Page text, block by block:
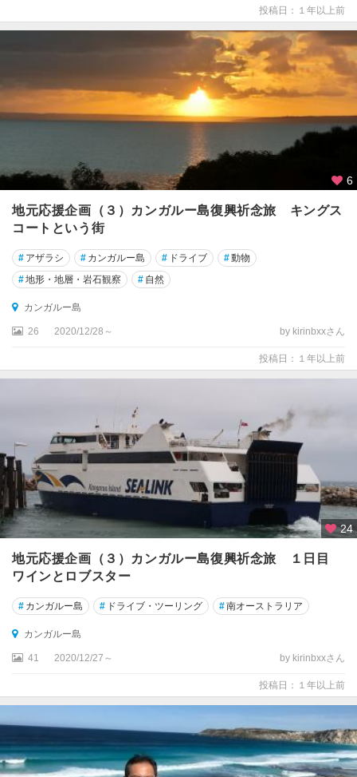
ス
ア
首
カ
ウ
ラ
カ
ド
国
辺
カ
ン
ガ
ル
ー
島
キ
サ
リ
キ
ベ
ラ
投稿日：１年以上前
6
地元応援企画（３）カンガルー島復興祈念旅 キングス
コートという街
# アザラシ # カンガルー島 # ドライブ #動物
#地形・地層・岩石観察 # 自然
カンガルー島
26 2020/12/28～ by kirinbxxさん
投稿日：１年以上前
24
地元応援企画（３）カンガルー島復興祈念旅 １日目
ワインとロブスター
# カンガルー島 # ドライブ・ツーリング #南オーストラリア
カンガルー島
41 2020/12/27～ by kirinbxxさん
投稿日：１年以上前